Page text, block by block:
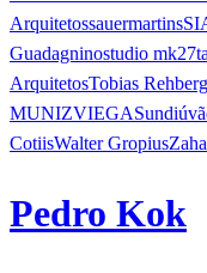
Arquitetossauermartins
Guadagninostudio mk27
ArquitetosTobias
MUNIZVIEGASundiú
CotiisWalter Gropius
Pedro Kok